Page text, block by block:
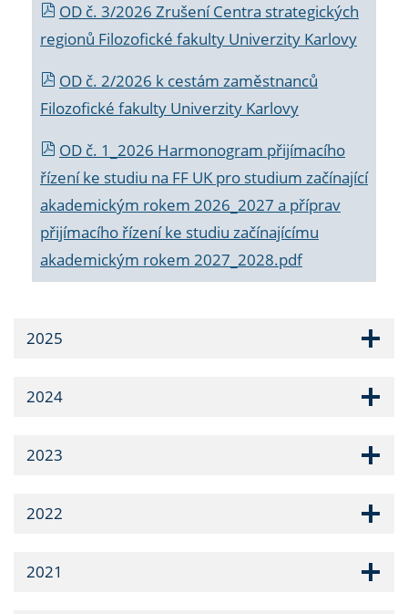
OD č. 3/2026 Zrušení Centra strategických
regionů Filozofické fakulty Univerzity Karlovy
OD č. 2/2026 k cestám zaměstnanců
Filozofické fakulty Univerzity Karlovy
OD č. 1_2026 Harmonogram přijímacího
řízení ke studiu na FF UK pro studium začínající
akademickým rokem 2026_2027 a příprav
přijímacího řízení ke studiu začínajícímu
akademickým rokem 2027_2028.pdf
2025
2024
2023
2022
2021